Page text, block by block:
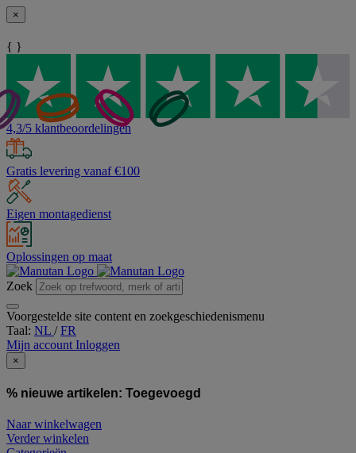
×
{ }
4,3/5 klantbeoordelingen
Gratis levering vanaf €100
Eigen montagedienst
Oplossingen op maat
Zoek
Voorgestelde site content en zoekgeschiedenismenu
Taal: NL /FR
Mijn account Inloggen
×
% nieuwe artikelen: Toegevoegd
Naar winkelwagen
Verder winkelen